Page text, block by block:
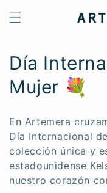
directamente
al contenido
C
o
e
c
c
Día
Mujer 💐
En Artemera
Día Internacional
colección única y
estadounidense
nuestro corazón